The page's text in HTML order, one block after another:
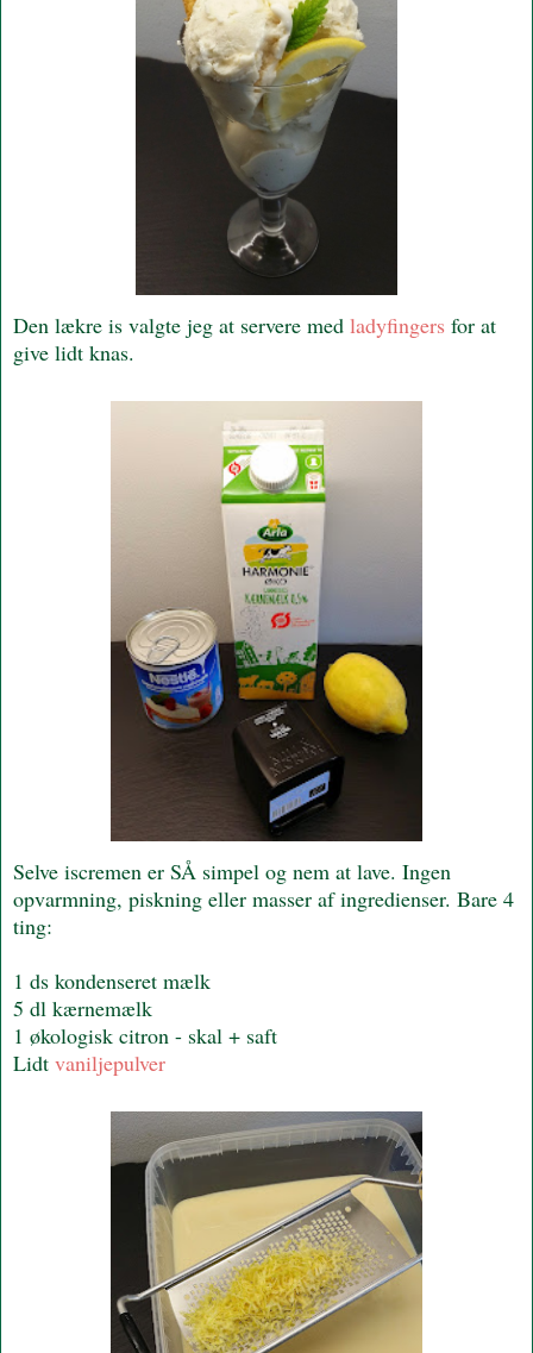
Den lækre is valgte jeg at servere med ladyfingers for at
give lidt knas.
Selve iscremen er SÅ simpel og nem at lave. Ingen
opvarmning, piskning eller masser af ingredienser. Bare 4
ting:
1 ds kondenseret mælk
5 dl kærnemælk
1 økologisk citron - skal + saft
Lidt vaniljepulver